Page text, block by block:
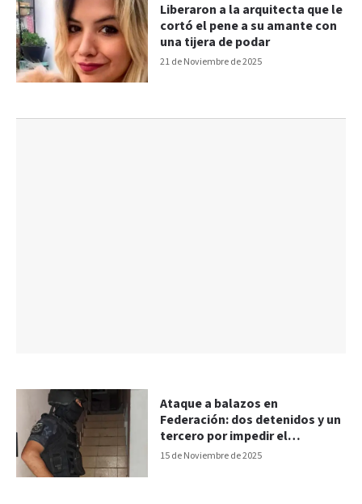
21 de Noviembre de 2025
Liberaron a la arquitecta que le
cortó el pene a su amante con
una tijera de podar
15 de Noviembre de 2025
Ataque a balazos en
Federación: dos detenidos y un
tercero por impedir el
procedimiento